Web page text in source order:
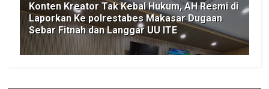
Konten Kreator Tak Kebal Hukum, AH Resmi di
Laporkan Ke polrestabes Makasar Dugaan
Sebar Fitnah dan Langgar UU ITE